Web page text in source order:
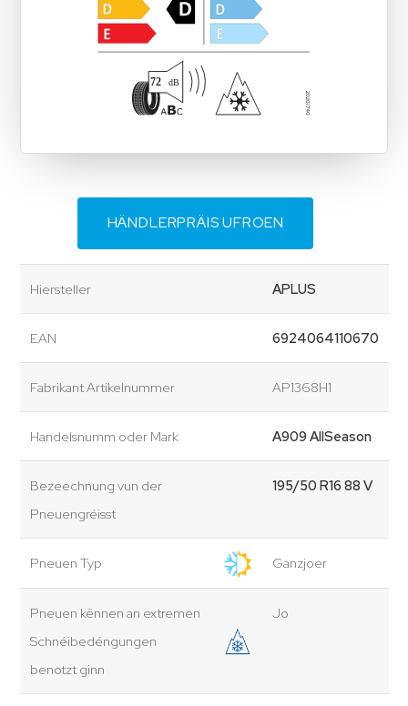
HÄNDLERPRÄIS UFROEN
Hiersteller APLUS
EAN 6924064110670
Fabrikant Artikelnummer AP1368H1
Handelsnumm oder Mark A909 AllSeason
Bezeechnung vun der
Pneuengréisst
195/50 R16 88 V
Pneuen Typ Ganzjoer
Pneuen kënnen an extremen
Schnéibedéngungen
benotzt ginn
Jo